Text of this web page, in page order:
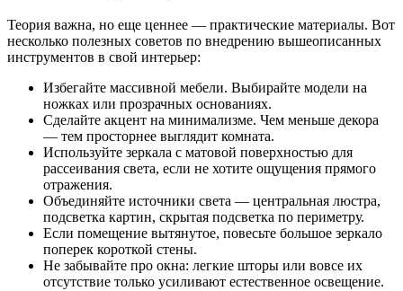
Теория важна, но еще ценнее — практические материалы. Вот
несколько полезных советов по внедрению вышеописанных
инструментов в свой интерьер:
Избегайте массивной мебели. Выбирайте модели на
ножках или прозрачных основаниях.
Сделайте акцент на минимализме. Чем меньше декора
— тем просторнее выглядит комната.
Используйте зеркала с матовой поверхностью для
рассеивания света, если не хотите ощущения прямого
отражения.
Объединяйте источники света — центральная люстра,
подсветка картин, скрытая подсветка по периметру.
Если помещение вытянутое, повесьте большое зеркало
поперек короткой стены.
Не забывайте про окна: легкие шторы или вовсе их
отсутствие только усиливают естественное освещение.